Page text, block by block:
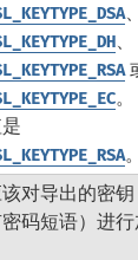
、
。
对导出的密钥
密码短语）进